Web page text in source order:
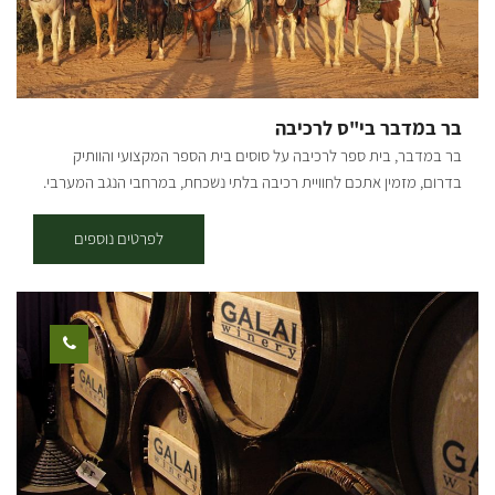
באוויר (בין 40 דקות לשעה וחצי), כשכל הפעילות נמשכת כשלוש וחצי
שעות. * הטיסה היא טיסה בקבוצה של עד 20 נוסעים וקיום הטיסה מותנה
בכמות נוסעים מינימלית. * קיום הפעילות, חלקה או כולה, מותנה בתנאי
מזג אוויר טובים ותנאי שטח טובים. * ההמראה היא מאזור מושב קלחים או
חגים וערבי חג - 770 ש"ח לנוסע. קיימות הנחות לקבוצות של 4 נוסעים
ומעלה. לתיאום פעילות והרשמה יש ליצור קשר טלפוני. [gallery
ids="29979,29981,29983,29985,7791,7789,7787,7785,7783"
בר במדבר בי"ס לרכיבה
בר במדבר, בית ספר לרכיבה על סוסים בית הספר המקצועי והוותיק
בדרום, מזמין אתכם לחוויית רכיבה בלתי נשכחת, במרחבי הנגב המערבי.
בכל הרמות, מפגש רכיבה חווייתי, אירוח קבוצות לפעילות גיבוש, ימי הולדת
ועוד. אצלנו תזכו ליהנות מהסוסים הכי יפים והכי מאומנים בדרום, לליווי
מקצועי והכול באווירה כפרית פסטורלית. בית הספר נמצא במושב זרועה,
מרחק של 10 דקות ממחלף בית קמה (כביש 6), בלב השדות. פעילויות
רכיבה - לכל גיל טיולי רכיבה מגיל 8, רוכבים עם קסדות, רוכבים עד משקל
100 ק"ג, יש לחתום על הצהרת בריאות בית הספר לרכיבה בר במדבר
בניהולה של מורלי בר, הממוקם במושב זרועה, פתח את שעריו בשנת 2001
והוא בית הספר לרכיבה הוותיק והמקצועי בדרום. בית הספר פעיל בכל
ימות השנה ובכל העונות. אנו מתמחים במגוון רחב של פעילויות עם סוסים
מאומנים ומנוסים, יחד עם אנשי צוות מקצועיים. בין הפעילויות ניתן לתאם: *
לפרטים נוספים